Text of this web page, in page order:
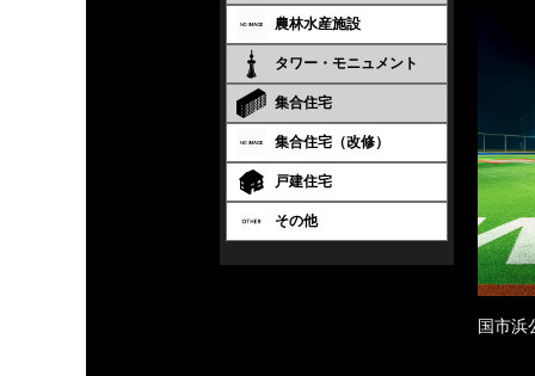
農林水産施設
タワー・モニュメント
集合住宅
集合住宅（改修）
戸建住宅
その他
国市浜